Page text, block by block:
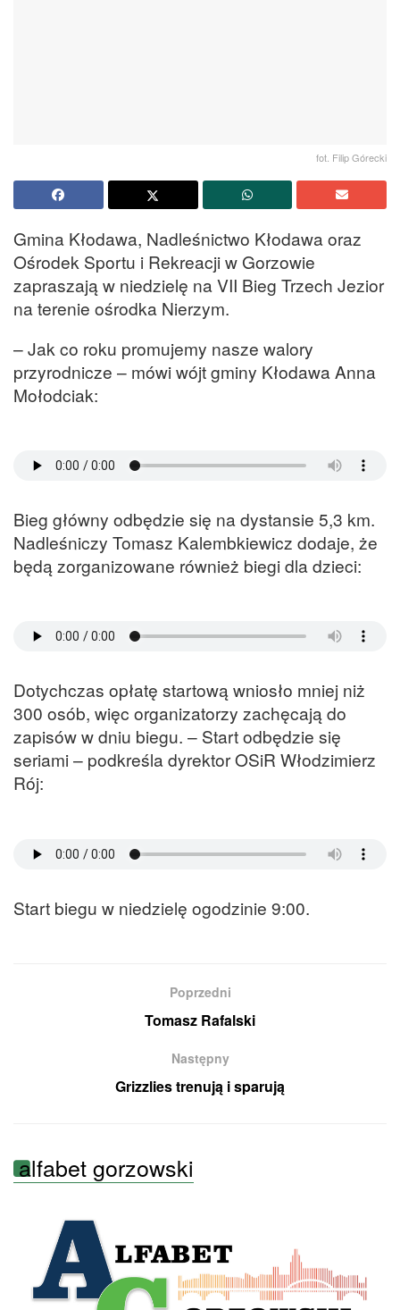
fot. Filip Górecki
Gmina Kłodawa, Nadleśnictwo Kłodawa oraz
Ośrodek Sportu i Rekreacji w Gorzowie
zapraszają w niedzielę na VII Bieg Trzech Jezior
na terenie ośrodka Nierzym.
– Jak co roku promujemy nasze walory
przyrodnicze – mówi wójt gminy Kłodawa Anna
Mołodciak:
Bieg główny odbędzie się na dystansie 5,3 km.
Nadleśniczy Tomasz Kalembkiewicz dodaje, że
będą zorganizowane również biegi dla dzieci:
Dotychczas opłatę startową wniosło mniej niż
300 osób, więc organizatorzy zachęcają do
zapisów w dniu biegu. – Start odbędzie się
seriami – podkreśla dyrektor OSiR Włodzimierz
Rój:
Start biegu w niedzielę ogodzinie 9:00.
Poprzedni
Tomasz Rafalski
Następny
Grizzlies trenują i sparują
alfabet gorzowski